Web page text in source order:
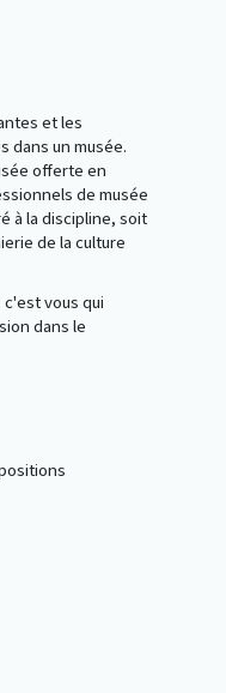
et les
dans un musée.
offerte en
de musée
à la discipline, soit
de la culture
: c'est vous qui
dans le